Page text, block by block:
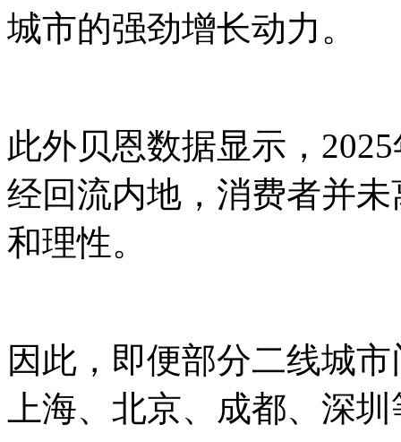
城市的强劲增长动力。
此外贝恩数据显示，
经回流内地，消费者并
和理性。
因此，即便部分二线城
上海、北京、成都、深